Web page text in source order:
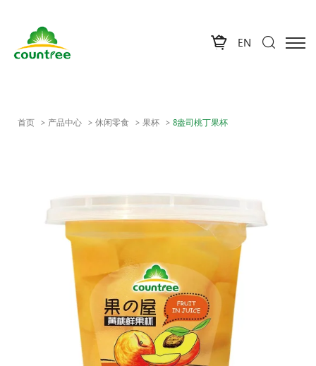
EN
首页 产品中心 休闲零食 果杯 8盎司桃丁果杯